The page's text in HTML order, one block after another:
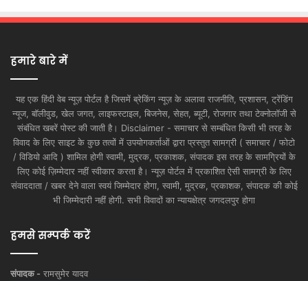
हमारे बारे में
यह एक हिंदी वेब न्यूज़ पोर्टल है जिसमें ब्रेकिंग न्यूज़ के अलावा राजनीति, प्रशासन, ट्रेंडिंग
न्यूज, बॉलीवुड, खेल जगत, लाइफस्टाइल, बिजनेस, सेहत, ब्यूटी, रोजगार तथा टेक्नोलॉजी से
संबंधित खबरें पोस्ट की जाती है। Disclaimer - समाचार से सम्बंधित किसी भी तरह के
विवाद के लिए साइट के कुछ तत्वों में उपयोगकर्ताओं द्वारा प्रस्तुत सामग्री ( समाचार / फोटो
/ विडियो आदि ) शामिल होगी स्वामी, मुद्रक, प्रकाशक, संपादक इस तरह के सामग्रियों के
लिए कोई ज़िम्मेदार नहीं स्वीकार करता है। न्यूज़ पोर्टल में प्रकाशित ऐसी सामग्री के लिए
संवाददाता / खबर देने वाला स्वयं जिम्मेदार होगा, स्वामी, मुद्रक, प्रकाशक, संपादक की कोई
भी जिम्मेदारी नहीं होगी. सभी विवादों का न्यायक्षेत्र जगदलपुर होगा
हमसे सम्पर्क करें
संपादक - रामसुमेर यादव